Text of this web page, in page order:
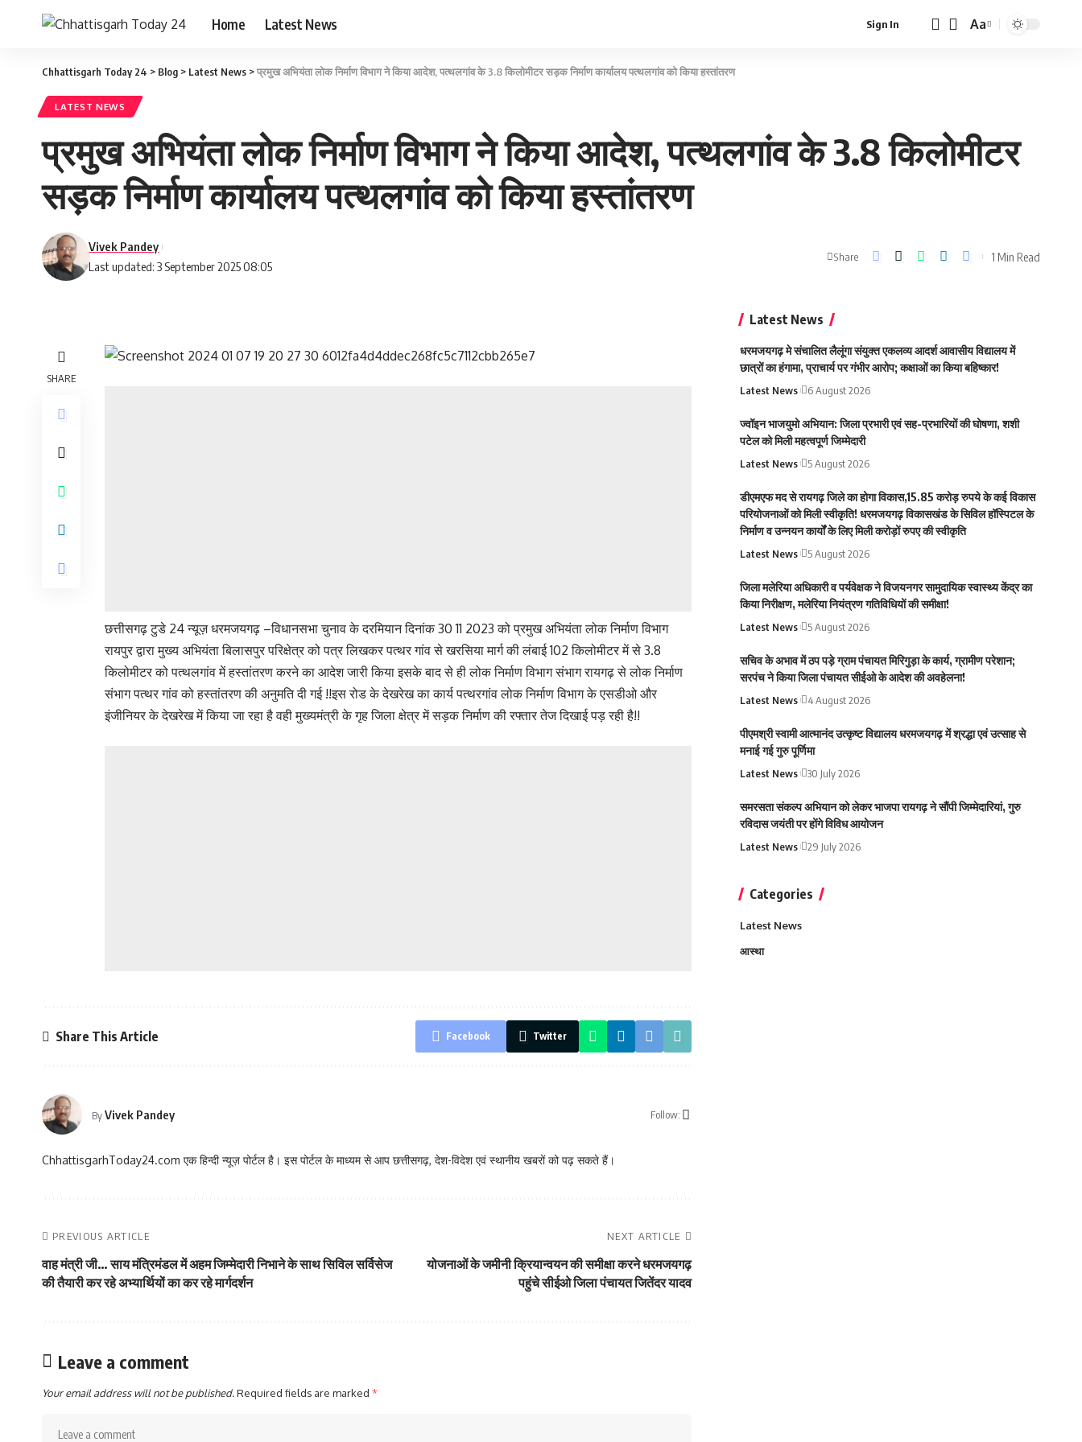
Home Latest News Sign In
Font
Aa
Chhattisgarh Today 24 > Blog > Latest News >प्रमुख अभियंता लोक निर्माण विभाग ने किया आदेश, पत्थलगांव के 3.8 किलोमीटर सड़क निर्माण कार्यालय पत्थलगांव को किया हस्तांतरण
LATEST NEWS
प्रमुख अभियंता लोक निर्माण विभाग ने किया आदेश, पत्थलगांव के 3.8 किलोमीटर
सड़क निर्माण कार्यालय पत्थलगांव को किया हस्तांतरण
Last updated: 3 September 2025 08:05
Vivek Pandey
Share 1 Min Read
SHARE
छत्तीसगढ़ टुडे 24 न्यूज़ धरमजयगढ़ –विधानसभा चुनाव के दरमियान दिनांक 30 11 2023 को प्रमुख अभियंता लोक निर्माण विभाग
रायपुर द्वारा मुख्य अभियंता बिलासपुर परिक्षेत्र को पत्र लिखकर पत्थर गांव से खरसिया मार्ग की लंबाई 102 किलोमीटर में से 3.8
किलोमीटर को पत्थलगांव में हस्तांतरण करने का आदेश जारी किया इसके बाद से ही लोक निर्माण विभाग संभाग रायगढ़ से लोक निर्माण
संभाग पत्थर गांव को हस्तांतरण की अनुमति दी गई !!इस रोड के देखरेख का कार्य पत्थरगांव लोक निर्माण विभाग के एसडीओ और
इंजीनियर के देखरेख में किया जा रहा है वही मुख्यमंत्री के गृह जिला क्षेत्र में सड़क निर्माण की रफ्तार तेज दिखाई पड़ रही है!!
Share This Article Facebook Twitter
ByVivek Pandey Follow:
ChhattisgarhToday24.com एक हिन्दी न्यूज़ पोर्टल है। इस पोर्टल के माध्यम से आप छत्तीसगढ़, देश-विदेश एवं स्थानीय खबरों को पढ़ सकते हैं।
PREVIOUS ARTICLE
वाह मंत्री जी… साय मंत्रिमंडल में अहम जिम्मेदारी निभाने के साथ सिविल सर्विसेज
की तैयारी कर रहे अभ्यार्थियों का कर रहे मार्गदर्शन
NEXT ARTICLE
योजनाओं के जमीनी क्रियान्वयन की समीक्षा करने धरमजयगढ़
पहुंचे सीईओ जिला पंचायत जितेंदर यादव
Leave a comment
Your email address will not be published.Required fields are marked *
Latest News
धरमजयगढ़ मे संचालित लैलूंगा संयुक्त एकलव्य आदर्श आवासीय विद्यालय में
छात्रों का हंगामा, प्राचार्य पर गंभीर आरोप; कक्षाओं का किया बहिष्कार!
Latest News 6 August 2026
ज्वॉइन भाजयुमो अभियान: जिला प्रभारी एवं सह-प्रभारियों की घोषणा, शशी
पटेल को मिली महत्वपूर्ण जिम्मेदारी
Latest News 5 August 2026
डीएमएफ मद से रायगढ़ जिले का होगा विकास,15.85 करोड़ रुपये के कई विकास
परियोजनाओं को मिली स्वीकृति! धरमजयगढ़ विकासखंड के सिविल हॉस्पिटल के
निर्माण व उन्नयन कार्यों के लिए मिली करोड़ों रुपए की स्वीकृति
Latest News 5 August 2026
जिला मलेरिया अधिकारी व पर्यवेक्षक ने विजयनगर सामुदायिक स्वास्थ्य केंद्र का
किया निरीक्षण, मलेरिया नियंत्रण गतिविधियों की समीक्षा!
Latest News 5 August 2026
सचिव के अभाव में ठप पड़े ग्राम पंचायत मिरिगुड़ा के कार्य, ग्रामीण परेशान;
सरपंच ने किया जिला पंचायत सीईओ के आदेश की अवहेलना!
Latest News 4 August 2026
पीएमश्री स्वामी आत्मानंद उत्कृष्ट विद्यालय धरमजयगढ़ में श्रद्धा एवं उत्साह से
मनाई गई गुरु पूर्णिमा
Latest News 30 July 2026
समरसता संकल्प अभियान को लेकर भाजपा रायगढ़ ने सौंपी जिम्मेदारियां, गुरु
रविदास जयंती पर होंगे विविध आयोजन
Latest News 29 July 2026
Categories
Latest News
आस्था